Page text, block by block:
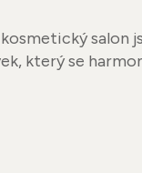
který se